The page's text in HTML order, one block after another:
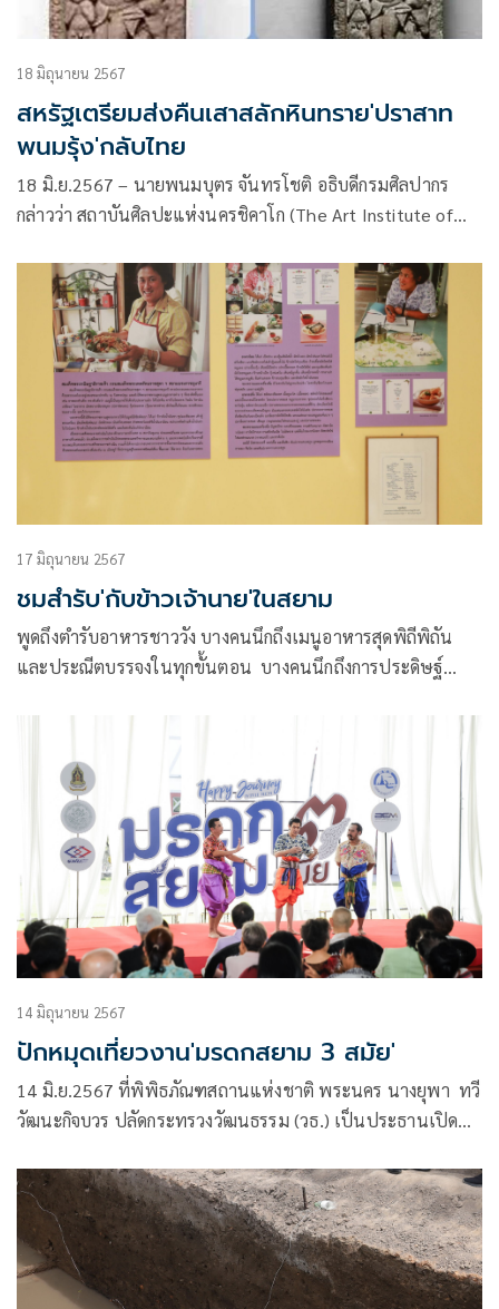
18 มิถุนายน 2567
สหรัฐเตรียมส่งคืนเสาสลักหินทราย'ปราสาท
พนมรุ้ง'กลับไทย
18 มิ.ย.2567 – นายพนมบุตร จันทรโชติ อธิบดีกรมศิลปากร
กล่าวว่า สถาบันศิลปะแห่งนครชิคาโก (The Art Institute of
กับกรมศิลปากร จำนวน 1 รายการ ได้แก่ ชิ้นส่วนเสาติดผนังสลัก
จากหินทรายรูปพระกฤษณะยกเขาโควรรธนะ
17 มิถุนายน 2567
ชมสำรับ'กับข้าวเจ้านาย'ในสยาม
พูดถึงตำรับอาหารชาววัง บางคนนึกถึงเมนูอาหารสุดพิถีพิถัน
และประณีตบรรจงในทุกขั้นตอน บางคนนึกถึงการประดิษฐ์
ประเทศ
14 มิถุนายน 2567
ปักหมุดเที่ยวงาน'มรดกสยาม 3 สมัย'
14 มิ.ย.2567 ที่พิพิธภัณฑสถานแห่งชาติ พระนคร นางยุพา ทวี
วัฒนะกิจบวร ปลัดกระทรวงวัฒนธรรม (วธ.) เป็นประธานเปิด
เจษฎา ชีวะวิชวาลกุล รองอธิบดี